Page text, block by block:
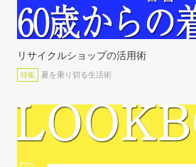
リサイクルショップの活用術
特集 夏を乗り切る生活術